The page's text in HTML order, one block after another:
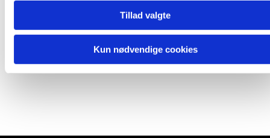
Tillad valgte
Kun nødvendige cookies